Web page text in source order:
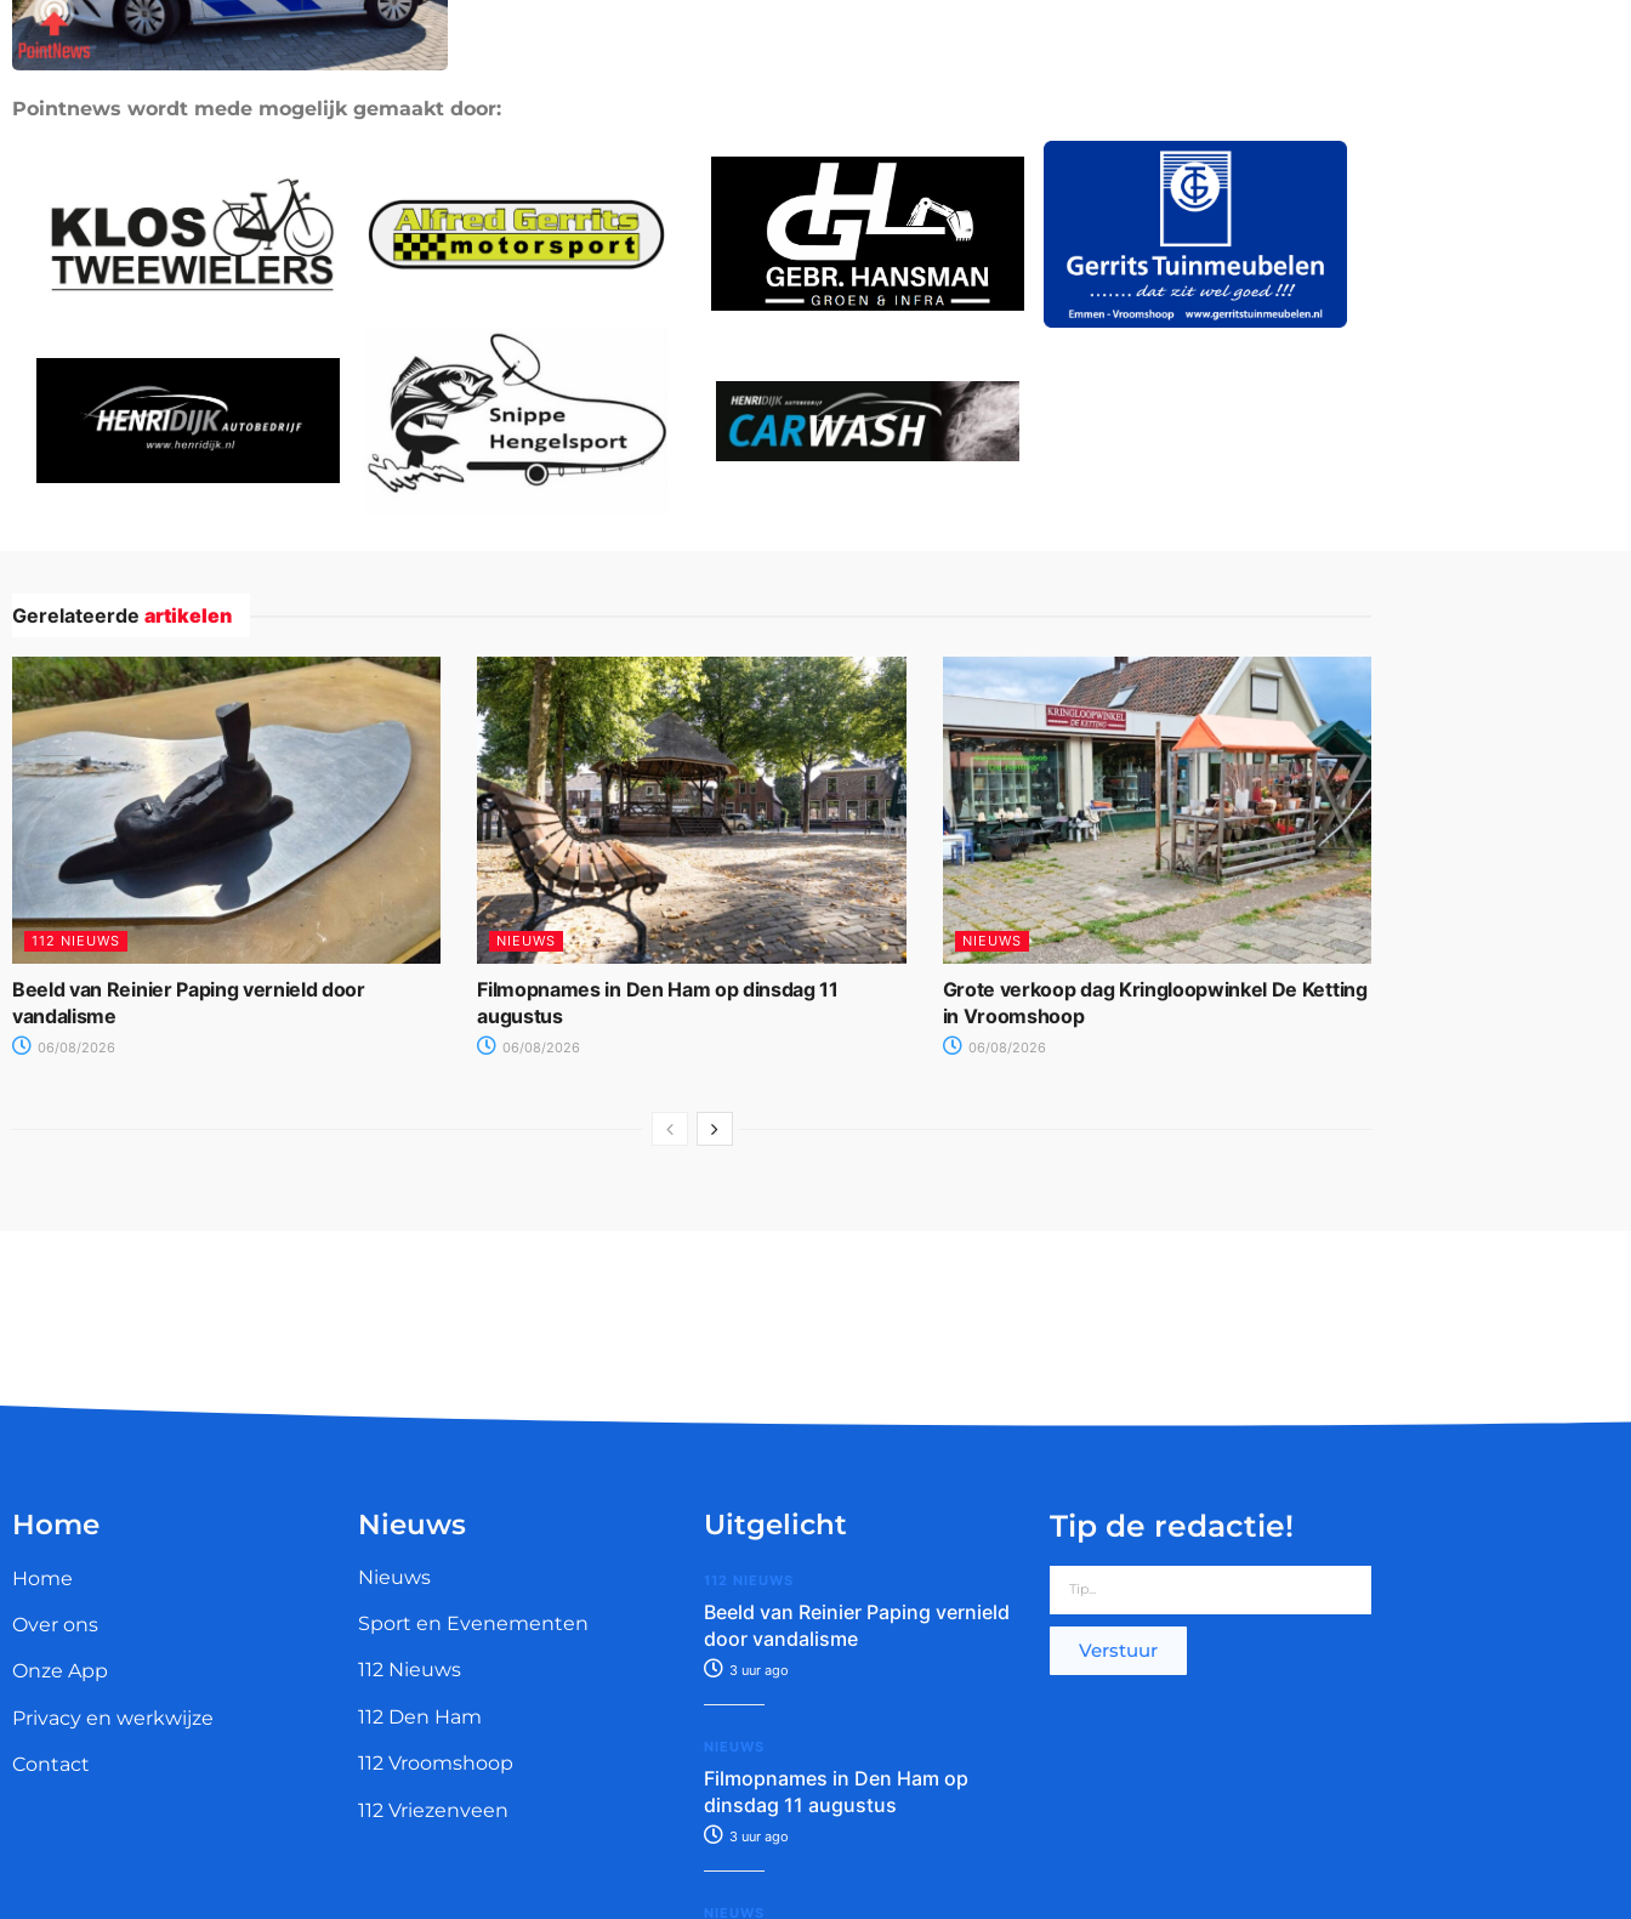
Pointnews wordt mede mogelijk gemaakt door:
Gerelateerde artikelen
112 NIEUWS
Beeld van Reinier Paping vernield door
vandalisme
06/08/2026
NIEUWS
Filmopnames in Den Ham op dinsdag 11
augustus
06/08/2026
NIEUWS
Grote verkoop dag Kringloopwinkel De Ketting
in Vroomshoop
06/08/2026
Home
Home
Over ons
Onze App
Privacy en werkwijze
Contact
Nieuws
Nieuws
Sport en Evenementen
112 Nieuws
112 Den Ham
112 Vroomshoop
112 Vriezenveen
Uitgelicht
112 NIEUWS
Beeld van Reinier Paping vernield
door vandalisme
3 uur ago
NIEUWS
Filmopnames in Den Ham op
dinsdag 11 augustus
3 uur ago
NIEUWS
Tip de redactie!
Verstuur